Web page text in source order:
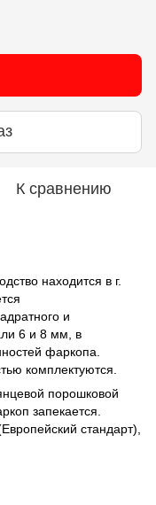
К сравнению
находится в г.
и
6 и 8 мм, в
фаркопа.
комплектуются.
порошковой
запекается.
стандарт),